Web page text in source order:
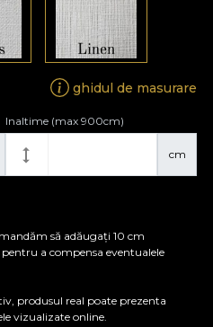
ghidul de masurare
cm
Inaltime (max 900cm)
să adăugați 10 cm
a compensa eventualele
produsul real poate prezenta
vizualizate online.